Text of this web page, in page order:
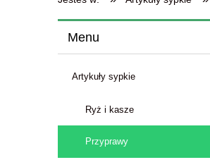
Menu
Artykuły sypkie
Ryż i kasze
Przyprawy